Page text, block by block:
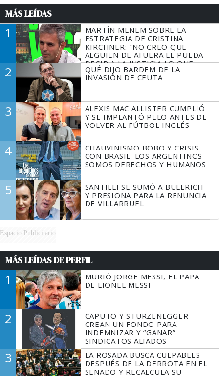
MÁS LEÍDAS
1
MARTÍN MENEM SOBRE LA
ESTRATEGIA DE CRISTINA
KIRCHNER: "NO CREO QUE
ALGUIEN DE AFUERA LE PUEDA
DECIR A LA JUSTICIA LO QUE
TIENE QUE HACER"
2
QUÉ DIJO BARDEM DE LA
INVASIÓN DE CEUTA
3
ALEXIS MAC ALLISTER CUMPLIÓ
Y SE IMPLANTÓ PELO ANTES DE
VOLVER AL FÚTBOL INGLÉS
4
CHAUVINISMO BOBO Y CRISIS
CON BRASIL: LOS ARGENTINOS
SOMOS DERECHOS Y HUMANOS
5
SANTILLI SE SUMÓ A BULLRICH
Y PRESIONA PARA LA RENUNCIA
DE VILLARRUEL
Espacio Publicitario
MÁS LEÍDAS DE PERFIL
1
MURIÓ JORGE MESSI, EL PAPÁ
DE LIONEL MESSI
2
CAPUTO Y STURZENEGGER
CREAN UN FONDO PARA
INDEMNIZAR Y “GANAR”
SINDICATOS ALIADOS
3
LA ROSADA BUSCA CULPABLES
DESPUÉS DE LA DERROTA EN EL
SENADO Y RECALCULA SU